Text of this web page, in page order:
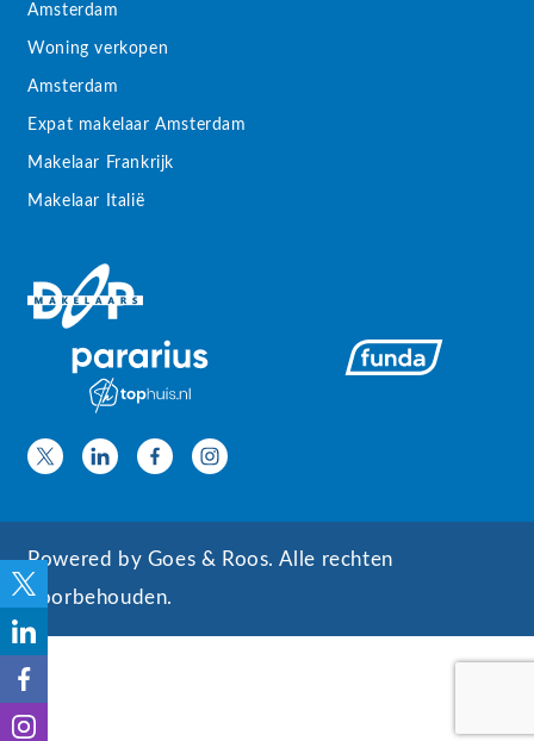
Amsterdam
Woning verkopen
Amsterdam
Expat makelaar Amsterdam
Makelaar Frankrijk
Makelaar Italië
Powered by Goes & Roos. Alle rechten
voorbehouden.